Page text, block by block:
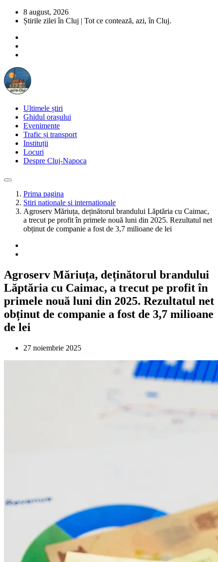
8 august, 2026
Știrile zilei în Cluj | Tot ce contează, azi, în Cluj.
Ultimele știri
Ghidul orașului
Evenimente
Trafic și transport
Instituții
Locuri
Despre Cluj-Napoca
Prima pagina
Stiri nationale si internationale
Agroserv Măriuța, deținătorul brandului Lăptăria cu Caimac,
a trecut pe profit în primele nouă luni din 2025. Rezultatul net
obținut de companie a fost de 3,7 milioane de lei
Agroserv Măriuța, deținătorul brandului
Lăptăria cu Caimac, a trecut pe profit în
primele nouă luni din 2025. Rezultatul net
obținut de companie a fost de 3,7 milioane
de lei
27 noiembrie 2025